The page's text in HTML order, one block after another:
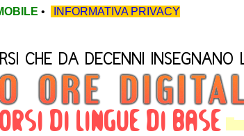
• INFORMATIVA PRIVACY